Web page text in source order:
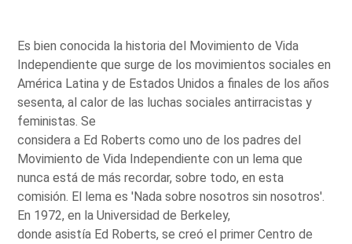
Es bien conocida la historia del Movimiento de Vida
Independiente que surge de los movimientos sociales en
América Latina y de Estados Unidos a finales de los años
sesenta, al calor de las luchas sociales antirracistas y
feministas. Se
considera a Ed Roberts como uno de los padres del
Movimiento de Vida Independiente con un lema que
nunca está de más recordar, sobre todo, en esta
comisión. El lema es 'Nada sobre nosotros sin nosotros'.
En 1972, en la Universidad de Berkeley,
donde asistía Ed Roberts, se creó el primer Centro de